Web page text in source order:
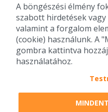
2010-2026 Copyright -
Pizza, gyros, hamburger,
A böngészési élmény
szabott hirdetések
valamint a forgalom
(cookie) használunk. A
gombra kattintva
használatához.